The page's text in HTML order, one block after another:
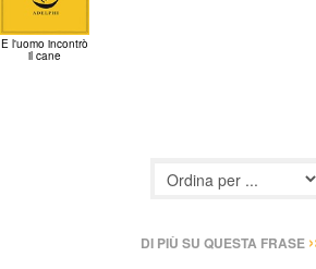
E l'uomo incontrò
il cane
DI PIÙ SU QUESTA FRASE